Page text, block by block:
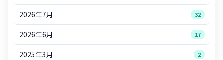
2026年7月 32
2026年6月 17
2025年3月 2